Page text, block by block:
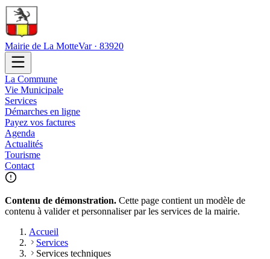
Mairie de La MotteVar · 83920
La Commune
Vie Municipale
Services
Démarches en ligne
Payez vos factures
Agenda
Actualités
Tourisme
Contact
Contenu de démonstration. Cette page contient un modèle de
contenu à valider et personnaliser par les services de la mairie.
Accueil
Services
Services techniques